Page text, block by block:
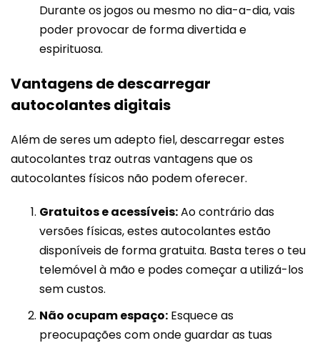
Durante os jogos ou mesmo no dia-a-dia, vais
poder provocar de forma divertida e
espirituosa.
Vantagens de descarregar
autocolantes digitais
Além de seres um adepto fiel, descarregar estes
autocolantes traz outras vantagens que os
autocolantes físicos não podem oferecer.
Gratuitos e acessíveis:Ao contrário das
versões físicas, estes autocolantes estão
disponíveis de forma gratuita. Basta teres o teu
telemóvel à mão e podes começar a utilizá-los
sem custos.
Não ocupam espaço: Esquece as
preocupações com onde guardar as tuas